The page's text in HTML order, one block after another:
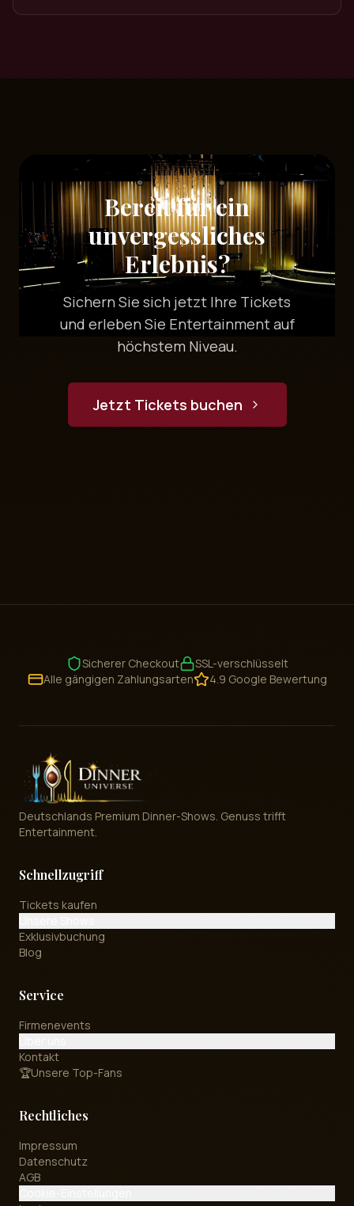
Bereit für ein
unvergessliches
Erlebnis?
Sichern Sie sich jetzt Ihre Tickets
und erleben Sie Entertainment auf
höchstem Niveau.
Jetzt Tickets buchen
Sicherer Checkout
SSL-verschlüsselt
Alle gängigen Zahlungsarten
4.9 Google Bewertung
Deutschlands Premium Dinner-Shows. Genuss trifft
Entertainment.
Schnellzugriff
Tickets kaufen
Exklusivbuchung
Blog
Service
Firmenevents
Kontakt
🏆Unsere Top-Fans
Rechtliches
Impressum
Datenschutz
AGB